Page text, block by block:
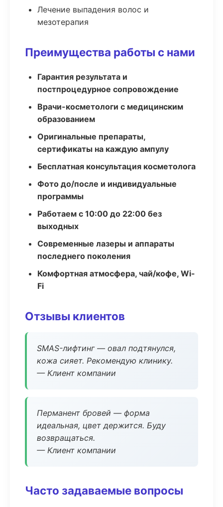
Лечение выпадения волос и
мезотерапия
Преимущества работы с нами
Гарантия результата и
постпроцедурное сопровождение
Врачи-косметологи с медицинским
образованием
Оригинальные препараты,
сертификаты на каждую ампулу
Бесплатная консультация косметолога
Фото до/после и индивидуальные
программы
Работаем с 10:00 до 22:00 без
выходных
Современные лазеры и аппараты
последнего поколения
Комфортная атмосфера, чай/кофе, Wi-
Fi
Отзывы клиентов
SMAS-лифтинг — овал подтянулся,
кожа сияет. Рекомендую клинику.
— Клиент компании
Перманент бровей — форма
идеальная, цвет держится. Буду
возвращаться.
— Клиент компании
Часто задаваемые вопросы